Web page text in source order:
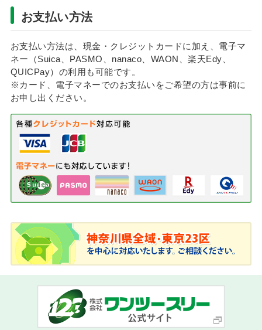
お支払い方法
お支払い方法は、現金・クレジットカードに加え、電子マ
ネー（Suica、PASMO、nanaco、WAON、楽天Edy、
QUICPay）の利用も可能です。
※カード、電子マネーでのお支払いをご希望の方は事前に
お申し出ください。